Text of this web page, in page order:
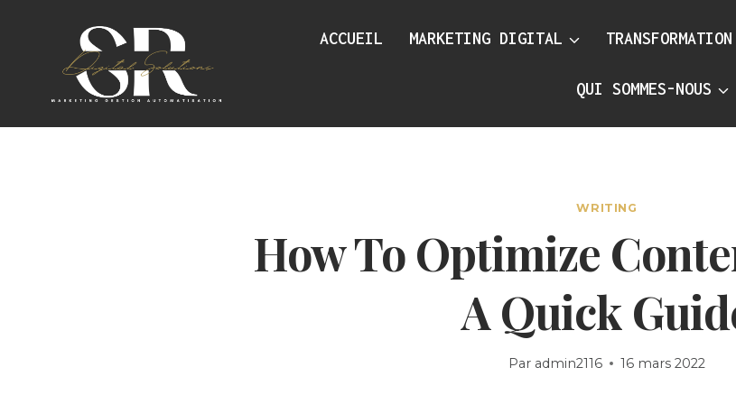
ACCUEIL MARKETING DIGITAL
QUI SOMMES-NOUS
WRITING
How To Optimize
A Quick
Par admin2116 16 mars 2022